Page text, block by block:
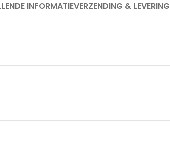
INFORMATIEVERZENDING & LEVERING